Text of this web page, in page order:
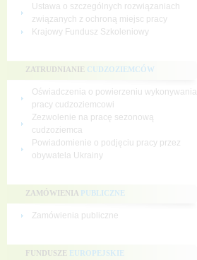
Ustawa o szczególnych rozwiązaniach
związanych z ochroną miejsc pracy
Krajowy Fundusz Szkoleniowy
ZATRUDNIANIE CUDZOZIEMCÓW
Oświadczenia o powierzeniu wykonywania
pracy cudzoziemcowi
Zezwolenie na pracę sezonową
cudzoziemca
Powiadomienie o podjęciu pracy przez
obywatela Ukrainy
ZAMÓWIENIA PUBLICZNE
Zamówienia publiczne
FUNDUSZE EUROPEJSKIE